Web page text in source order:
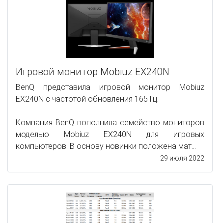
Игровой монитор Mobiuz EX240N
BenQ представила игровой монитор Mobiuz
EX240N с частотой обновления 165 Гц.
Компания BenQ пополнила семейство мониторов
моделью Mobiuz EX240N для игровых
компьютеров. В основу новинки положена мат...
29 июля 2022